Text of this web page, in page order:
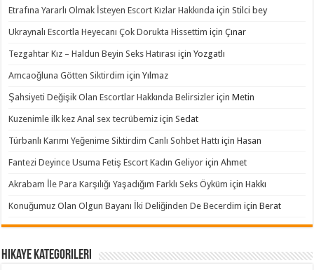
Etrafına Yararlı Olmak İsteyen Escort Kızlar Hakkında içinStilci bey
Ukraynalı Escortla Heyecanı Çok Dorukta Hissettim içinÇınar
Tezgahtar Kız – Haldun Beyin Seks Hatırası içinYozgatlı
Amcaoğluna Götten Siktirdim içinYılmaz
Şahsiyeti Değişik Olan Escortlar Hakkında Belirsizler içinMetin
Kuzenimle ilk kez Anal sex tecrübemiz içinSedat
Türbanlı Karımı Yeğenime Siktirdim Canlı Sohbet Hattı içinHasan
Fantezi Deyince Usuma Fetiş Escort Kadın Geliyor içinAhmet
Akrabam İle Para Karşılığı Yaşadığım Farklı Seks Öyküm içinHakkı
Konuğumuz Olan Olgun Bayanı İki Deliğinden De Becerdim içinBerat
Hikaye Kategorileri